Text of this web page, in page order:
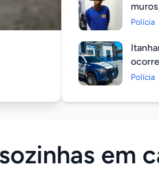
Polícia
Polícia
em